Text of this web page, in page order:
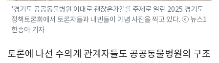
'경기도 공공동물병원 이대로 괜찮은가?'를 주제로 열린 2025 경기도
정책토론회에서 토론자들과 내빈들이 기념 사진을 찍고 있다. ⓒ 뉴스1
한송아 기자
토론에 나선 수의계 관계자들도 공공동물병원의 구조